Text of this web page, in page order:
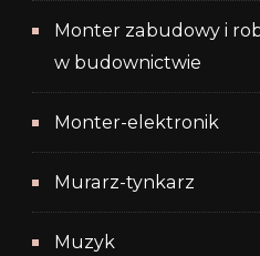
Monter zabudowy i
w budownictwie
Monter-elektronik
Murarz-tynkarz
Muzyk